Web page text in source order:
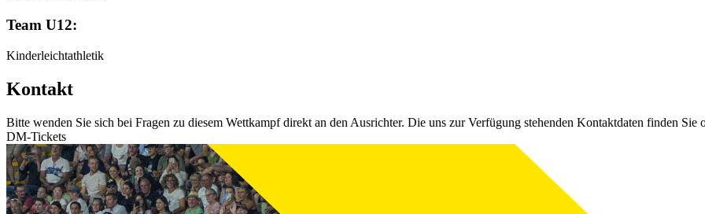
Team U12:
Kinderleichtathletik
Kontakt
Bitte wenden Sie sich bei Fragen zu diesem Wettkampf direkt an den Ausrichter. Die uns zur Verfügung stehenden Kontaktdaten finden Sie
DM-Tickets